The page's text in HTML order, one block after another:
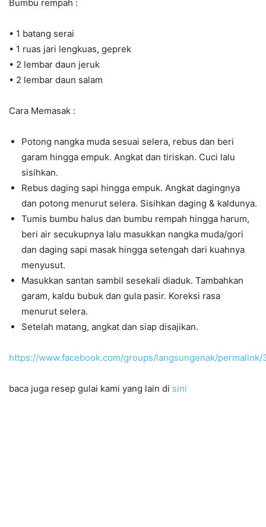
Bumbu rempah :
• 1 batang serai
• 1 ruas jari lengkuas, geprek
• 2 lembar daun jeruk
• 2 lembar daun salam
Cara Memasak :
Potong nangka muda sesuai selera, rebus dan beri
garam hingga empuk. Angkat dan tiriskan. Cuci lalu
sisihkan.
Rebus daging sapi hingga empuk. Angkat dagingnya
dan potong menurut selera. Sisihkan daging & kaldunya.
Tumis bumbu halus dan bumbu rempah hingga harum,
beri air secukupnya lalu masukkan nangka muda/gori
dan daging sapi masak hingga setengah dari kuahnya
menyusut.
Masukkan santan sambil sesekali diaduk. Tambahkan
garam, kaldu bubuk dan gula pasir. Koreksi rasa
menurut selera.
Setelah matang, angkat dan siap disajikan.
https://www.facebook.com/groups/langsungenak/permalink/
baca juga resep gulai kami yang lain di sini